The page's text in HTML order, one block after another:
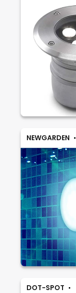
NEWGARDEN
DOT-SPOT